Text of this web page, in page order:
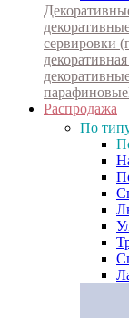
сервировки
декоративная
парафиновые
Распродажа
По